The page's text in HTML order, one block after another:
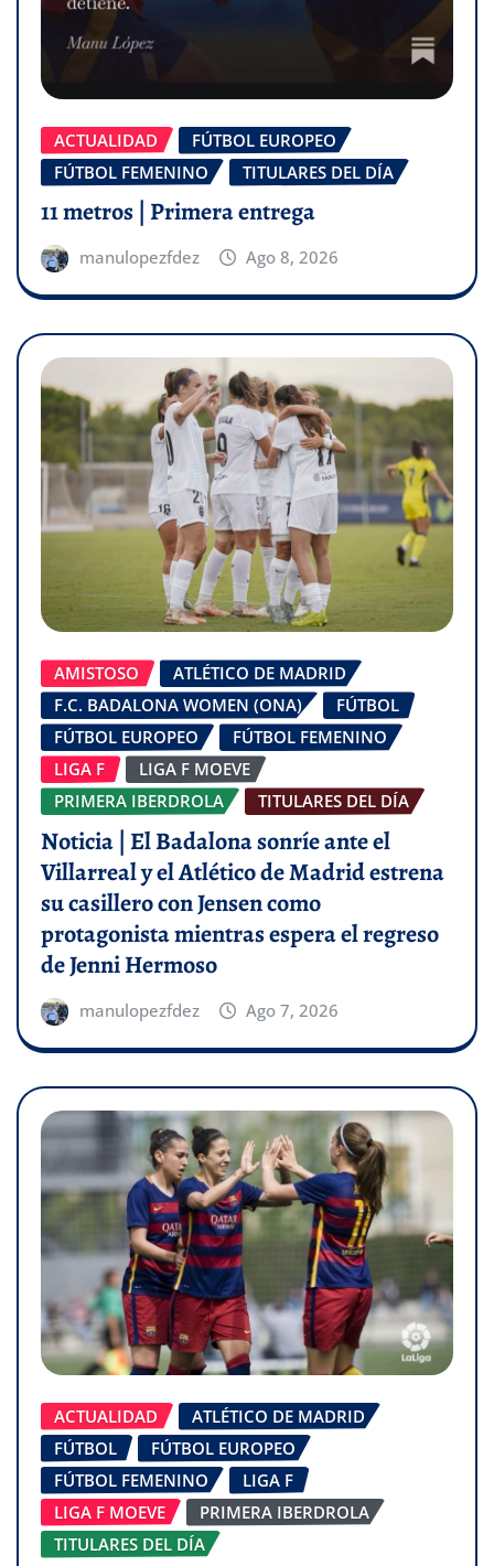
ACTUALIDAD
FÚTBOL EUROPEO
FÚTBOL FEMENINO
TITULARES DEL DÍA
11 metros | Primera entrega
manulopezfdez Ago 8, 2026
AMISTOSO
ATLÉTICO DE MADRID
F.C. BADALONA WOMEN (ONA)
FÚTBOL
FÚTBOL EUROPEO
FÚTBOL FEMENINO
LIGA F
LIGA F MOEVE
PRIMERA IBERDROLA
TITULARES DEL DÍA
Noticia | El Badalona sonríe ante el
Villarreal y el Atlético de Madrid estrena
su casillero con Jensen como
protagonista mientras espera el regreso
de Jenni Hermoso
manulopezfdez Ago 7, 2026
ACTUALIDAD
ATLÉTICO DE MADRID
FÚTBOL
FÚTBOL EUROPEO
FÚTBOL FEMENINO
LIGA F
LIGA F MOEVE
PRIMERA IBERDROLA
TITULARES DEL DÍA